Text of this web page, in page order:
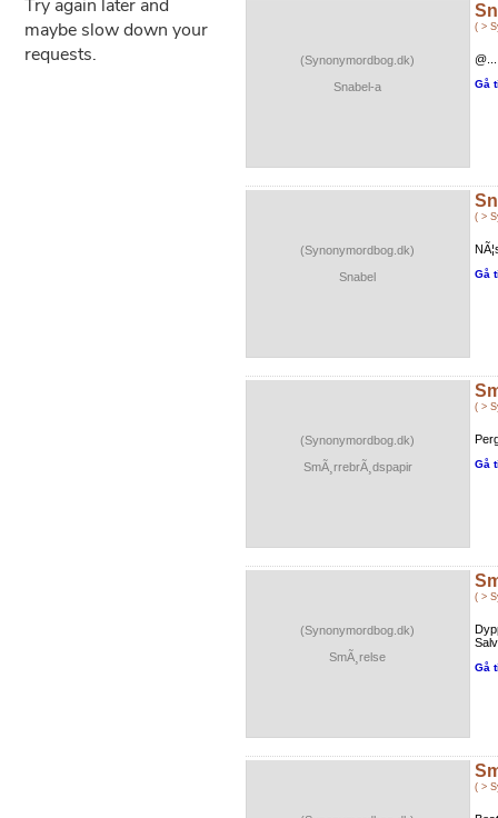
(Synonymordbog.dk)
Snabel-a
( >
@...
Gå
(Synonymordbog.dk)
Snabel
( >
Gå
(Synonymordbog.dk)
SmÃ¸rrebrÃ¸dspapir
( >
Gå
(Synonymordbog.dk)
SmÃ¸relse
( >
Gå
( >